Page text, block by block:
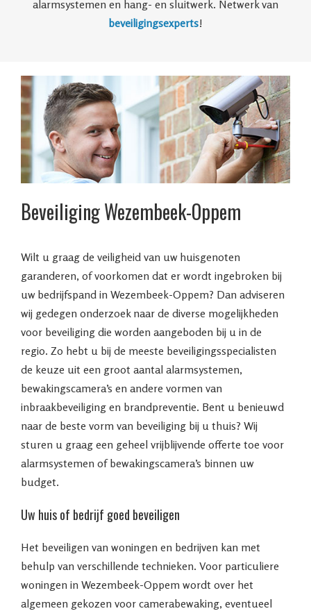
alarmsystemen en hang- en sluitwerk. Netwerk van
beveiligingsexperts!
Beveiliging Wezembeek-Oppem
Wilt u graag de veiligheid van uw huisgenoten
garanderen, of voorkomen dat er wordt ingebroken bij
uw bedrijfspand in Wezembeek-Oppem? Dan adviseren
wij gedegen onderzoek naar de diverse mogelijkheden
voor beveiliging die worden aangeboden bij u in de
regio. Zo hebt u bij de meeste beveiligingsspecialisten
de keuze uit een groot aantal alarmsystemen,
bewakingscamera’s en andere vormen van
inbraakbeveiliging en brandpreventie. Bent u benieuwd
naar de beste vorm van beveiliging bij u thuis? Wij
sturen u graag een geheel vrijblijvende offerte toe voor
alarmsystemen of bewakingscamera’s binnen uw
budget.
Uw huis of bedrijf goed beveiligen
Het beveiligen van woningen en bedrijven kan met
behulp van verschillende technieken. Voor particuliere
woningen in Wezembeek-Oppem wordt over het
algemeen gekozen voor camerabewaking, eventueel